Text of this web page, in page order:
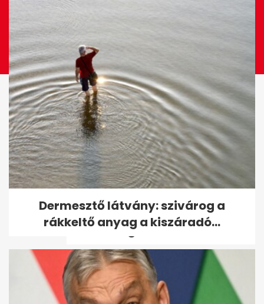
Szentendrén továbbra is
kritikus a vízhelyzet, a
honvédség...
Dermesztő látvány: szivárog a
rákkeltő anyag a kiszáradó...